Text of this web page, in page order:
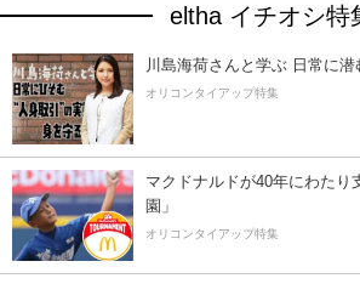
eltha イチオシ特
川島海荷さんと学ぶ 日常に潜
オリコンタイアップ特集
マクドナルドが40年にわたり
園」
オリコンタイアップ特集